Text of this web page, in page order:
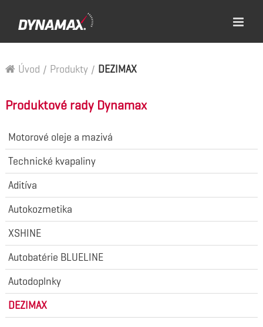
Úvod / Produkty / DEZIMAX
Produktové rady Dynamax
Motorové oleje a mazivá
Technické kvapaliny
Aditíva
Autokozmetika
XSHINE
Autobatérie BLUELINE
Autodoplnky
DEZIMAX